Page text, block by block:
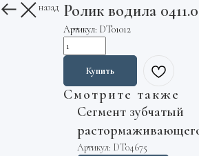
Вернуться назад Ролик водила
Артикул: DT01012
Купить
Смотрите также
Сегмент зубчатый
устройства
Артикул: DT04675